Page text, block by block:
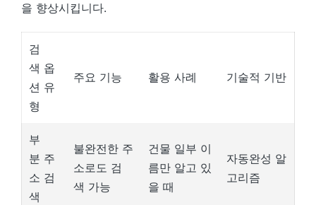
을 향상시킵니다.
검
색 옵
션 유
형
주요 기능 활용 사례 기술적 기반
부
분 주
소 검
색
불완전한 주
소로도 검
색 가능
건물 일부 이
름만 알고 있
을 때
자동완성 알
고리즘